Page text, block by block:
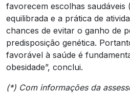
favorecem escolhas saudáveis
equilibrada e a prática de
chances de evitar o ganho de
predisposição genética.
favorável à saúde é
obesidade”, conclui.
(*) Com informações da